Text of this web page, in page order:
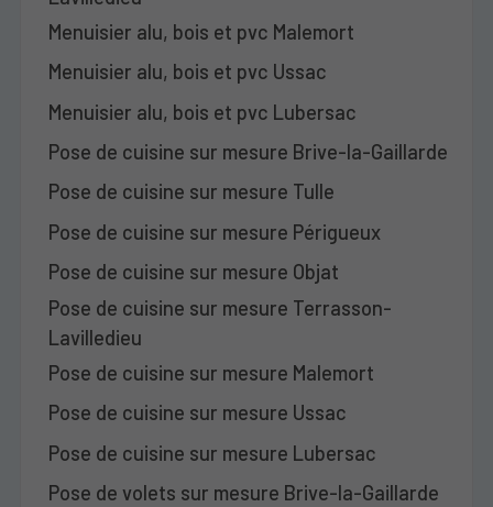
Menuisier alu, bois et pvc Malemort
Menuisier alu, bois et pvc Ussac
Menuisier alu, bois et pvc Lubersac
Pose de cuisine sur mesure Brive-la-Gaillarde
Pose de cuisine sur mesure Tulle
Pose de cuisine sur mesure Périgueux
Pose de cuisine sur mesure Objat
Pose de cuisine sur mesure Terrasson-
Lavilledieu
Pose de cuisine sur mesure Malemort
Pose de cuisine sur mesure Ussac
Pose de cuisine sur mesure Lubersac
Pose de volets sur mesure Brive-la-Gaillarde